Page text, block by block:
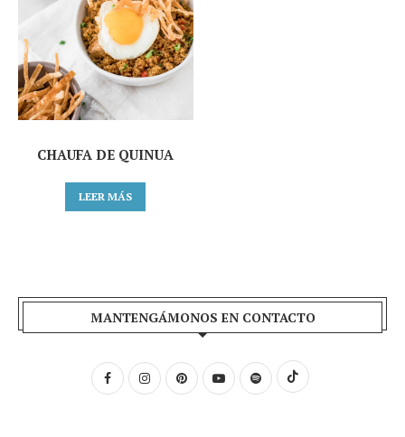
CHAUFA DE QUINUA
LEER MÁS
MANTENGÁMONOS EN CONTACTO